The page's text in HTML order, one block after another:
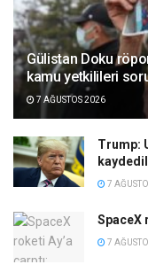
Gülistan Doku
kamu yetkilileri
7 AĞUSTOS 2026
Trump:
7
SpaceX
7